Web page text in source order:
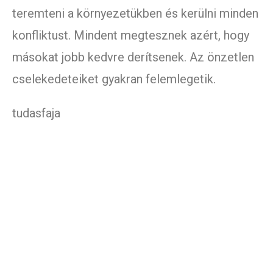
teremteni a környezetükben és kerülni minden
konfliktust. Mindent megtesznek azért, hogy
másokat jobb kedvre derítsenek. Az önzetlen
cselekedeteiket gyakran felemlegetik.
tudasfaja